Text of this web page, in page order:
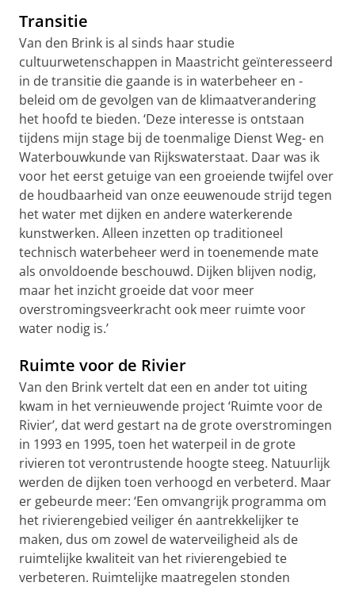
Transitie
Van den Brink is al sinds haar studie
cultuurwetenschappen in Maastricht geïnteresseerd
in de transitie die gaande is in waterbeheer en -
beleid om de gevolgen van de klimaatverandering
het hoofd te bieden. ‘Deze interesse is ontstaan
tijdens mijn stage bij de toenmalige Dienst Weg- en
Waterbouwkunde van Rijkswaterstaat. Daar was ik
voor het eerst getuige van een groeiende twijfel over
de houdbaarheid van onze eeuwenoude strijd tegen
het water met dijken en andere waterkerende
kunstwerken. Alleen inzetten op traditioneel
technisch waterbeheer werd in toenemende mate
als onvoldoende beschouwd. Dijken blijven nodig,
maar het inzicht groeide dat voor meer
overstromingsveerkracht ook meer ruimte voor
water nodig is.’
Ruimte voor de Rivier
Van den Brink vertelt dat een en ander tot uiting
kwam in het vernieuwende project ‘Ruimte voor de
Rivier’, dat werd gestart na de grote overstromingen
in 1993 en 1995, toen het waterpeil in de grote
rivieren tot verontrustende hoogte steeg. Natuurlijk
werden de dijken toen verhoogd en verbeterd. Maar
er gebeurde meer: ‘Een omvangrijk programma om
het rivierengebied veiliger én aantrekkelijker te
maken, dus om zowel de waterveiligheid als de
ruimtelijke kwaliteit van het rivierengebied te
verbeteren. Ruimtelijke maatregelen stonden